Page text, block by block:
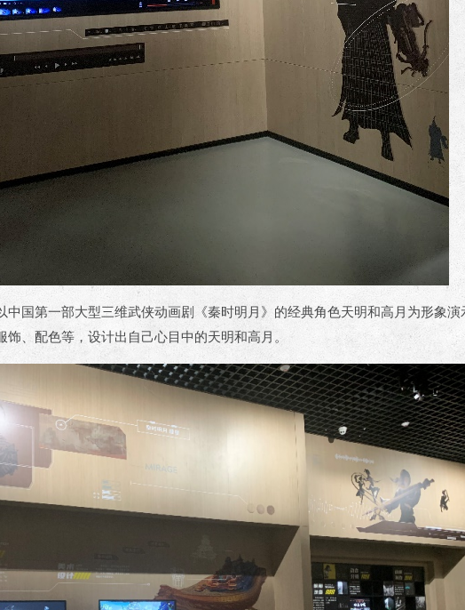
中国第一部大型三维武侠动画剧《秦时明月》的经典角色天明和高月为形象演
饰、配色等，设计出自己心目中的天明和高月。